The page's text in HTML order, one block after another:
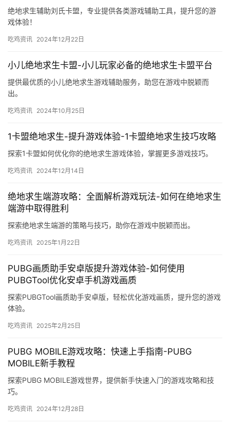
绝地求生辅助刘氏卡盟，专业提供各类游戏辅助工具，提升您的游
戏体验！
吃鸡资讯 2024年12月22日
小儿绝地求生卡盟-小儿玩家必备的绝地求生卡盟平台
提供最优质的小儿绝地求生游戏辅助服务，助您在游戏中脱颖而
出。
吃鸡资讯 2024年10月25日
1卡盟绝地求生-提升游戏体验-1卡盟绝地求生技巧攻略
探索1卡盟如何优化你的绝地求生游戏体验，掌握更多游戏技巧。
吃鸡资讯 2024年12月14日
绝地求生端游攻略：全面解析游戏玩法-如何在绝地求生
端游中取得胜利
探索绝地求生端游的策略与技巧，助你在游戏中脱颖而出。
吃鸡资讯 2025年1月22日
PUBG画质助手安卓版提升游戏体验-如何使用
PUBGTool优化安卓手机游戏画质
探索PUBGTool画质助手安卓版，轻松优化游戏画质，提升您的游戏
体验。
吃鸡资讯 2025年2月25日
PUBG MOBILE游戏攻略：快速上手指南-PUBG
MOBILE新手教程
探索PUBG MOBILE游戏世界，提供新手快速入门的游戏攻略和技
巧。
吃鸡资讯 2024年12月28日